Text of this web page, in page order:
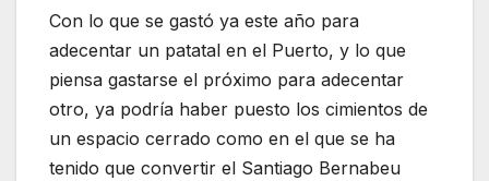
Con lo que se gastó ya este año para
adecentar un patatal en el Puerto, y lo que
piensa gastarse el próximo para adecentar
otro, ya podría haber puesto los cimientos de
un espacio cerrado como en el que se ha
tenido que convertir el Santiago Bernabeu